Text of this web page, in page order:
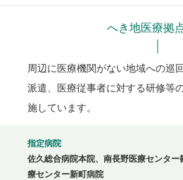
へき地医療拠
周辺に医療機関がない地域への巡
派遣、医療従事者に対する研修等
施しています。
指定病院
佐久総合病院本院、南長野医療センタ
療センター新町病院